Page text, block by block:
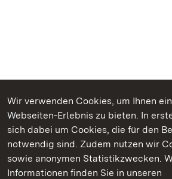
Wir verwenden Cookies, um Ihnen
Webseiten-Erlebnis zu bieten. In
sich dabei um Cookies, die für den
notwendig sind. Zudem nutzen wir
sowie anonymen Statistikzwecken.
Informationen finden Sie in unseren
Kommen. Staunen. Genießen.